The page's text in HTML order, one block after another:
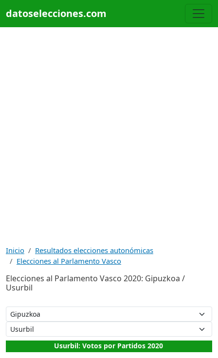
datoselecciones.com
Inicio
Resultados elecciones autonómicas
Elecciones al Parlamento Vasco
Elecciones al Parlamento Vasco 2020: Gipuzkoa /
Usurbil
Usurbil: Votos por Partidos 2020